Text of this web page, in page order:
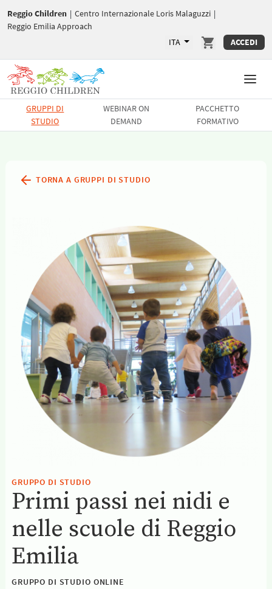
Reggio Children | Centro Internazionale Loris Malaguzzi |
Reggio Emilia Approach
ITA
ACCEDI
GRUPPI DI
STUDIO
WEBINAR ON
DEMAND
PACCHETTO
FORMATIVO
TORNA A GRUPPI DI STUDIO
GRUPPO DI STUDIO
Primi passi nei nidi e
nelle scuole di Reggio
Emilia
GRUPPO DI STUDIO ONLINE